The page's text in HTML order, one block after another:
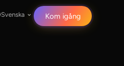
Svenska Kom igång